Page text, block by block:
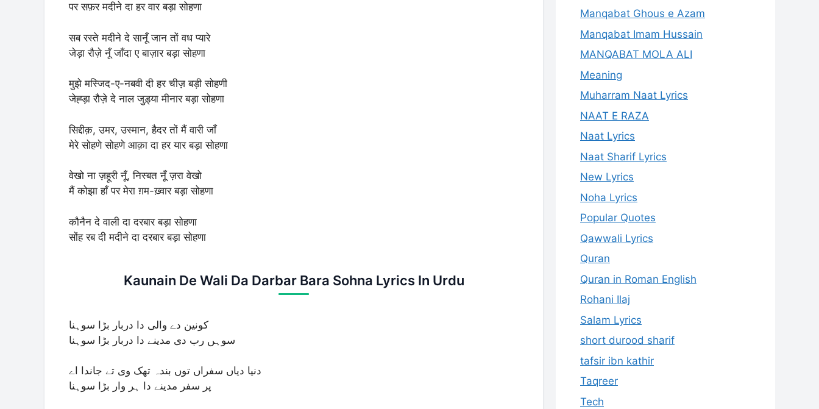
पर सफ़र मदीने दा हर वार बड़ा सोहणा
सब रस्ते मदीने दे सानूँ जान तों वध प्यारे
जेड़ा रौज़े नूँ जाँदा ए बाज़ार बड़ा सोहणा
मुझे मस्जिद-ए-नबवी दी हर चीज़ बड़ी सोहणी
जेह्ड़ा रौज़े दे नाल जुड़्या मीनार बड़ा सोहणा
सिद्दीक़, उमर, उस्मान, हैदर तों मैं वारी जाँ
मेरे सोहणे सोहणे आक़ा दा हर यार बड़ा सोहणा
वेखो ना ज़हूरी नूँ, निस्बत नूँ ज़रा वेखो
मैं कोझा हाँ पर मेरा ग़म-ख़्वार बड़ा सोहणा
कौनैन दे वाली दा दरबार बड़ा सोहणा
सोंह रब दी मदीने दा दरबार बड़ा सोहणा
Kaunain De Wali Da Darbar Bara Sohna Lyrics In Urdu
کونین دے والی دا دربار بڑا سوہنا
سوہں رب دی مدینے دا دربار بڑا سوہنا
دنیا دیاں سفراں توں بندہ تھک وی تے جاندا اے
پر سفر مدینے دا ہر وار بڑا سوہنا
Manqabat Ghous e Azam
Manqabat Imam Hussain
MANQABAT MOLA ALI
Meaning
Muharram Naat Lyrics
NAAT E RAZA
Naat Lyrics
Naat Sharif Lyrics
New Lyrics
Noha Lyrics
Popular Quotes
Qawwali Lyrics
Quran
Quran in Roman English
Rohani Ilaj
Salam Lyrics
short durood sharif
tafsir ibn kathir
Taqreer
Tech